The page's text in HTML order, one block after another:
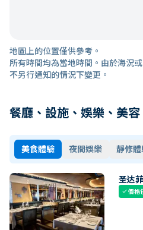
地圖上的位置僅供參考。
所有時間均為當地時間。由於海況
不另行通知的情況下變更。
餐廳、設施、娛樂、美容
美食體驗 夜間娛樂 靜修
圣达
check價格